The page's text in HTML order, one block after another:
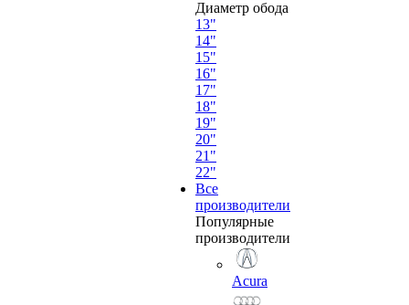
Диаметр обода
13"
14"
15"
16"
17"
18"
19"
20"
21"
22"
Все
производители
Популярные
производители
Acura